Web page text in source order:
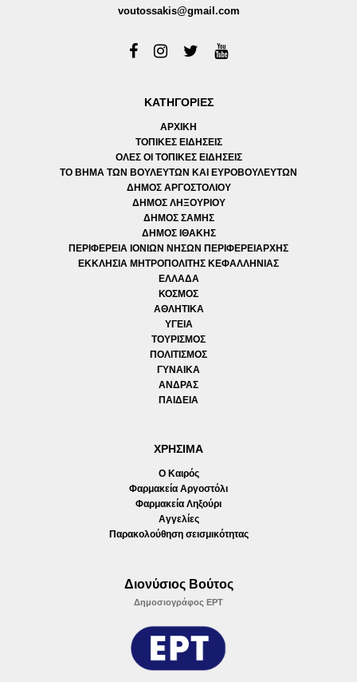
voutossakis@gmail.com
ΚΑΤΗΓΟΡΙΕΣ
ΑΡΧΙΚΗ
ΤΟΠΙΚΕΣ ΕΙΔΗΣΕΙΣ
ΟΛΕΣ ΟΙ ΤΟΠΙΚΕΣ ΕΙΔΗΣΕΙΣ
ΤΟ ΒΗΜΑ ΤΩΝ ΒΟΥΛΕΥΤΩΝ ΚΑΙ ΕΥΡΟΒΟΥΛΕΥΤΩΝ
ΔΗΜΟΣ ΑΡΓΟΣΤΟΛΙΟΥ
ΔΗΜΟΣ ΛΗΞΟΥΡΙΟΥ
ΔΗΜΟΣ ΣΑΜΗΣ
ΔΗΜΟΣ ΙΘΑΚΗΣ
ΠΕΡΙΦΕΡΕΙΑ ΙΟΝΙΩΝ ΝΗΣΩΝ ΠΕΡΙΦΕΡΕΙΑΡΧΗΣ
ΕΚΚΛΗΣΙΑ ΜΗΤΡΟΠΟΛΙΤΗΣ ΚΕΦΑΛΛΗΝΙΑΣ
ΕΛΛΑΔΑ
ΚΟΣΜΟΣ
ΑΘΛΗΤΙΚΑ
ΥΓΕΙΑ
ΤΟΥΡΙΣΜΟΣ
ΠΟΛΙΤΙΣΜΟΣ
ΓΥΝΑΙΚΑ
ΑΝΔΡΑΣ
ΠΑΙΔΕΙΑ
ΧΡΗΣΙΜΑ
Ο Καιρός
Φαρμακεία Αργοστόλι
Φαρμακεία Ληξούρι
Αγγελίες
Παρακολούθηση σεισμικότητας
Διονύσιος Βούτος
Δημοσιογράφος ΕΡΤ